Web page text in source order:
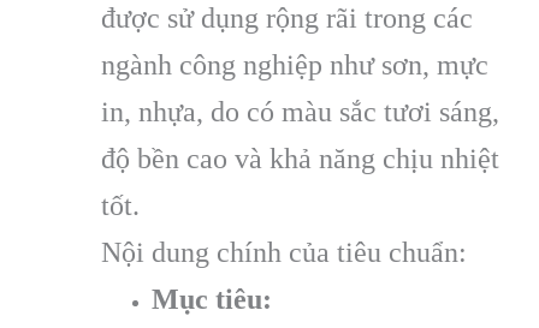
được sử dụng rộng rãi trong các
ngành công nghiệp như sơn, mực
in, nhựa, do có màu sắc tươi sáng,
độ bền cao và khả năng chịu nhiệt
tốt.
Nội dung chính của tiêu chuẩn:
Mục tiêu: